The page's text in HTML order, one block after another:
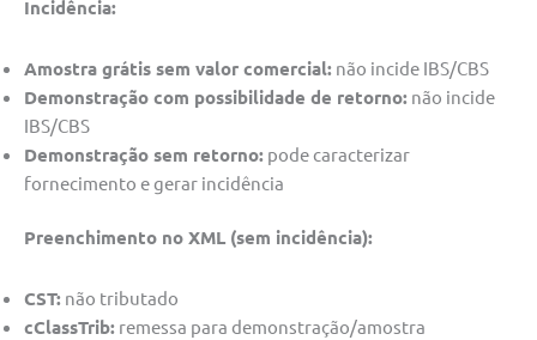
Incidência:
Amostra grátis sem valor comercial: não incide IBS/CBS
Demonstração com possibilidade de retorno: não incide
IBS/CBS
Demonstração sem retorno: pode caracterizar
fornecimento e gerar incidência
Preenchimento no XML (sem incidência):
CST: não tributado
cClassTrib: remessa para demonstração/amostra